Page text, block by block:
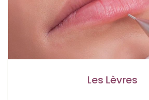
Les Lèvres